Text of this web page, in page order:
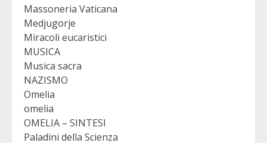
Massoneria Vaticana
Medjugorje
Miracoli eucaristici
MUSICA
Musica sacra
NAZISMO
Omelia
omelia
OMELIA – SINTESI
Paladini della Scienza